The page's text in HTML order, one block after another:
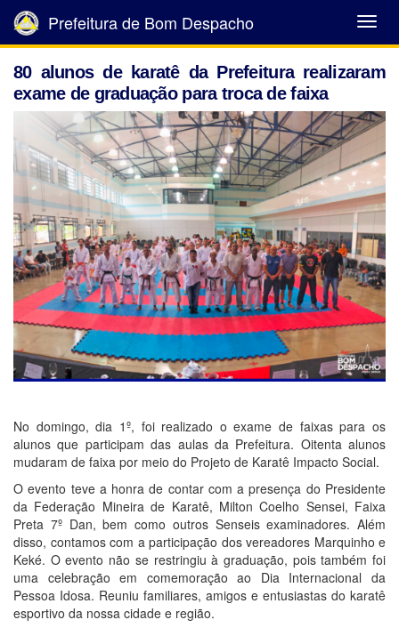
Abrir
Menu
Prefeitura de Bom Despacho
80 alunos de karatê da Prefeitura realizaram
exame de graduação para troca de faixa
No domingo, dia 1º, foi realizado o exame de faixas para os
alunos que participam das aulas da Prefeitura. Oitenta alunos
mudaram de faixa por meio do Projeto de Karatê Impacto Social.
O evento teve a honra de contar com a presença do Presidente
da Federação Mineira de Karatê, Milton Coelho Sensei, Faixa
Preta 7º Dan, bem como outros Senseis examinadores. Além
disso, contamos com a participação dos vereadores Marquinho e
Keké. O evento não se restringiu à graduação, pois também foi
uma celebração em comemoração ao Dia Internacional da
Pessoa Idosa. Reuniu familiares, amigos e entusiastas do karatê
esportivo da nossa cidade e região.